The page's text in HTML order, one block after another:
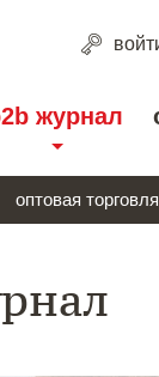
журнал
оптовая торговля